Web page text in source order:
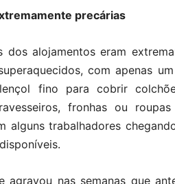
precárias
dos alojamentos eram
com apenas
fino para cobrir
fronhas ou
alguns trabalhadores
agravou nas semanas que